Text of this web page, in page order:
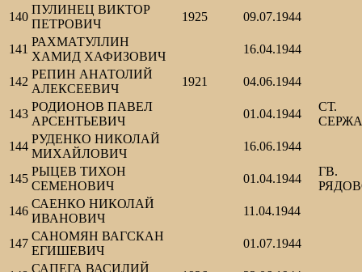
140
ПУЛИНЕЦ ВИКТОР
ПЕТРОВИЧ
1925 09.07.1944
141
РАХМАТУЛЛИН
ХАМИД ХАФИЗОВИЧ
16.04.1944
142
РЕПИН АНАТОЛИЙ
АЛЕКСЕЕВИЧ
1921 04.06.1944
143
РОДИОНОВ ПАВЕЛ
АРСЕНТЬЕВИЧ
01.04.1944
СТ.
144
РУДЕНКО НИКОЛАЙ
МИХАЙЛОВИЧ
16.06.1944
145
РЫЦЕВ ТИХОН
СЕМЕНОВИЧ
01.04.1944
ГВ.
146
САЕНКО НИКОЛАЙ
ИВАНОВИЧ
11.04.1944
147
САНОМЯН ВАГСКАН
ЕГИШЕВИЧ
01.07.1944
САПЕГА ВАСИЛИЙ